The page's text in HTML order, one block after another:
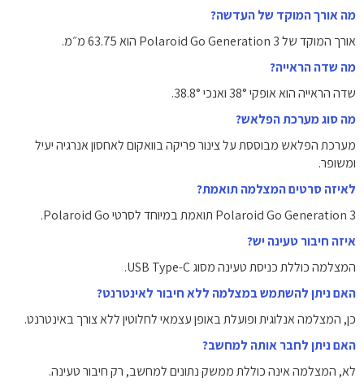
מה אורך המוקד של העדשה?
אורך המוקד של Polaroid Go Generation 3 הוא 63.75 מ״מ.
מה שדה הראייה?
שדה הראייה הוא אופקי 38° ואנכי 38.8°.
מה סוג מערכת הפלאש?
מערכת הפלאש מבוססת על צינור פריקה בוואקום לאחסון אנרגיה יעיל
ומשופר.
לאיזה סרטים המצלמה תואמת?
Polaroid Go Generation 3 תואמת במיוחד לסרטי Polaroid Go.
איזה חיבור טעינה יש?
המצלמה כוללת כניסת טעינה מסוג USB Type-C.
האם ניתן להשתמש במצלמה ללא חיבור לאינטרנט?
כן, המצלמה אנלוגית ופועלת באופן עצמאי לחלוטין ללא צורך באינטרנט.
האם ניתן לחבר אותה למחשב?
לא, המצלמה אינה כוללת ממשק נתונים למחשב, רק חיבור טעינה.